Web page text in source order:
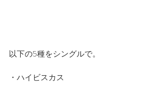
以下の5種をシングルで。
・ハイビスカス